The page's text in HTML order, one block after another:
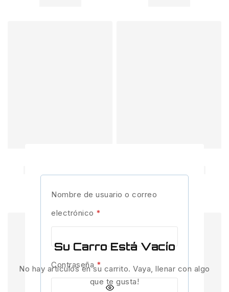
Nombre de usuario o correo
electrónico *
Contraseña *
Su Carro Está Vacío
No hay artículos en su carrito. Vaya, llenar con algo
que te gusta!